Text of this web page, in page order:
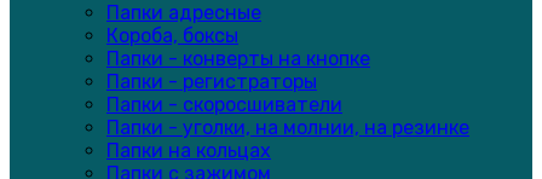
Папки адресные
Короба, боксы
Папки - конверты на кнопке
Папки - регистраторы
Папки - скоросшиватели
Папки - уголки, на молнии, на резинке
Папки на кольцах
Папки с зажимом